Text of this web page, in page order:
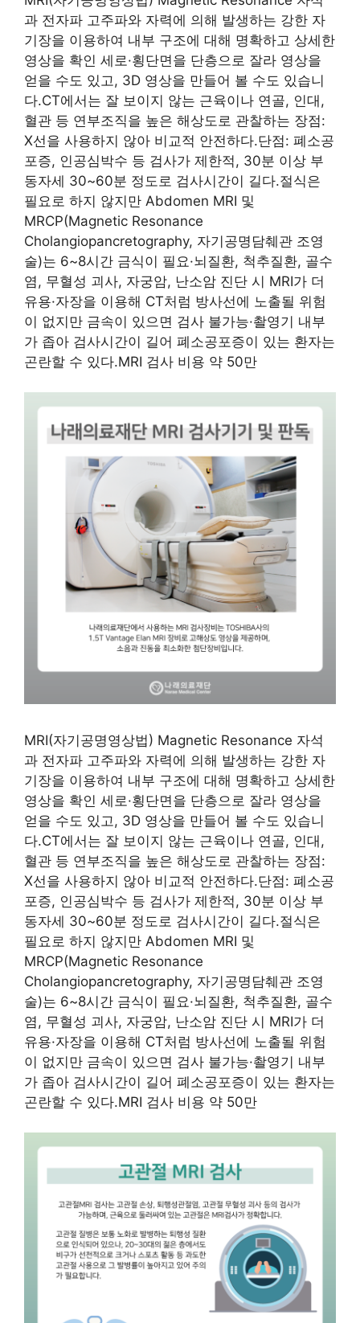
과 전자파 고주파와 자력에 의해 발생하는 강한 자
기장을 이용하여 내부 구조에 대해 명확하고 상세한
영상을 확인 세로·횡단면을 단층으로 잘라 영상을
얻을 수도 있고, 3D 영상을 만들어 볼 수도 있습니
다.CT에서는 잘 보이지 않는 근육이나 연골, 인대,
혈관 등 연부조직을 높은 해상도로 관찰하는 장점:
X선을 사용하지 않아 비교적 안전하다.단점: 폐소공
포증, 인공심박수 등 검사가 제한적, 30분 이상 부
동자세 30~60분 정도로 검사시간이 길다.절식은
필요로 하지 않지만 Abdomen MRI 및
MRCP(Magnetic Resonance
Cholangiopancretography, 자기공명담췌관 조영
술)는 6~8시간 금식이 필요·뇌질환, 척추질환, 골수
염, 무혈성 괴사, 자궁암, 난소암 진단 시 MRI가 더
유용·자장을 이용해 CT처럼 방사선에 노출될 위험
이 없지만 금속이 있으면 검사 불가능·촬영기 내부
가 좁아 검사시간이 길어 폐소공포증이 있는 환자는
곤란할 수 있다.MRI 검사 비용 약 50만
MRI(자기공명영상법) Magnetic Resonance 자석
과 전자파 고주파와 자력에 의해 발생하는 강한 자
기장을 이용하여 내부 구조에 대해 명확하고 상세한
영상을 확인 세로·횡단면을 단층으로 잘라 영상을
얻을 수도 있고, 3D 영상을 만들어 볼 수도 있습니
다.CT에서는 잘 보이지 않는 근육이나 연골, 인대,
혈관 등 연부조직을 높은 해상도로 관찰하는 장점:
X선을 사용하지 않아 비교적 안전하다.단점: 폐소공
포증, 인공심박수 등 검사가 제한적, 30분 이상 부
동자세 30~60분 정도로 검사시간이 길다.절식은
필요로 하지 않지만 Abdomen MRI 및
MRCP(Magnetic Resonance
Cholangiopancretography, 자기공명담췌관 조영
술)는 6~8시간 금식이 필요·뇌질환, 척추질환, 골수
염, 무혈성 괴사, 자궁암, 난소암 진단 시 MRI가 더
유용·자장을 이용해 CT처럼 방사선에 노출될 위험
이 없지만 금속이 있으면 검사 불가능·촬영기 내부
가 좁아 검사시간이 길어 폐소공포증이 있는 환자는
곤란할 수 있다.MRI 검사 비용 약 50만